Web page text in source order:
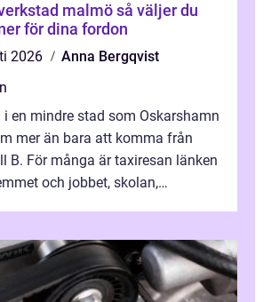
malmö så väljer du
för dina fordon
2026
Anna Bergqvist
en mindre stad som Oskarshamn
mer än bara att komma från
B. För många är taxiresan länken
och jobbet, skolan,